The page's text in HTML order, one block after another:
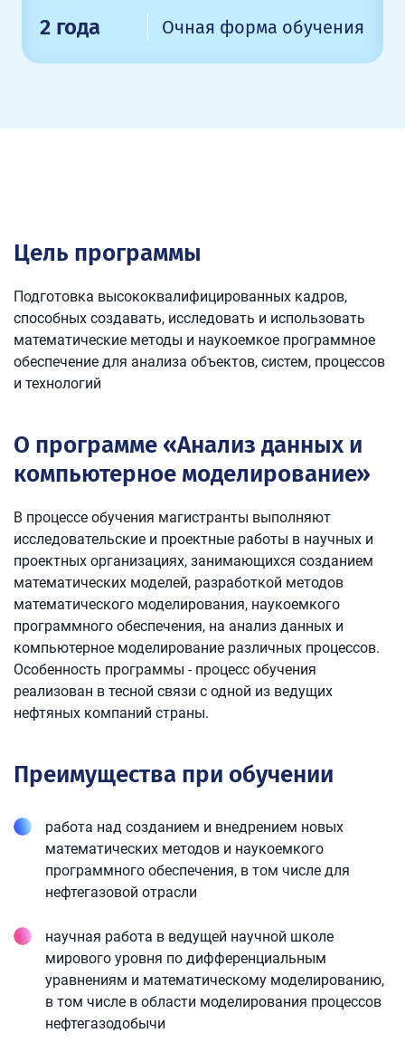
2 года Очная форма обучения
Цель программы
Подготовка высококвалифицированных кадров,
способных создавать, исследовать и использовать
математические методы и наукоемкое программное
обеспечение для анализа объектов, систем, процессов
и технологий
О программе «Анализ данных и
компьютерное моделирование»
В процессе обучения магистранты выполняют
исследовательские и проектные работы в научных и
проектных организациях, занимающихся созданием
математических моделей, разработкой методов
математического моделирования, наукоемкого
программного обеспечения, на анализ данных и
компьютерное моделирование различных процессов.
Особенность программы - процесс обучения
реализован в тесной связи с одной из ведущих
нефтяных компаний страны.
Преимущества при обучении
работа над созданием и внедрением новых
математических методов и наукоемкого
программного обеспечения, в том числе для
нефтегазовой отрасли
научная работа в ведущей научной школе
мирового уровня по дифференциальным
уравнениям и математическому моделированию,
в том числе в области моделирования процессов
нефтегазодобычи